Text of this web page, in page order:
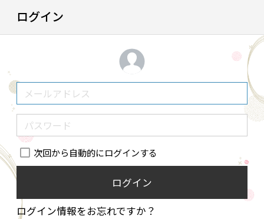
ログイン
次回から自動的にログインする
ログイン
ログイン情報をお忘れですか？